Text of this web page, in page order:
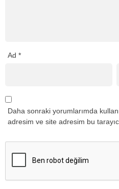
Ad *
Daha sonraki yorumlarımda
adresim ve site adresim bu